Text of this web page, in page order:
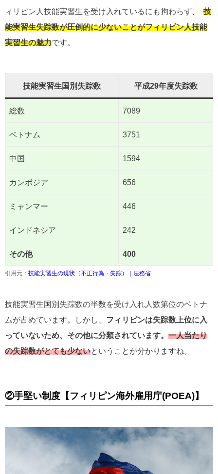
ィリピン人技能実習生を受け入れているにも拘わらず、 技
能実習生失踪数が圧倒的に少ないことがフィリピン人技能
実習生の魅力です。
技能実習生国別失踪数 平成29年度失踪数
総数 7089
ベトナム 3751
中国 1594
カンボジア 656
ミャンマー 446
インドネシア 242
その他 400
引用元： 技能実習生の現状（不正行為・失踪）｜法務省
技能実習生国別失踪数の半数を受け入れ人数第位のベトナ
ムが占めています。しかし、 フィリピンは失踪数上位に入
っていないため、その他に分類されています。 一人当たり
の失踪数がとても少ないということが分かりますね。
②手堅い制度【フィリピン海外雇用庁(POEA)】